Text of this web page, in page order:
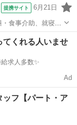
提携サイト 6月21日
食事介助、就寝・
を担当。 巡回や安
。 空き時間にはフ
てくれる人いませ
高時給求人多数✨
Ad
フ【パート・ア